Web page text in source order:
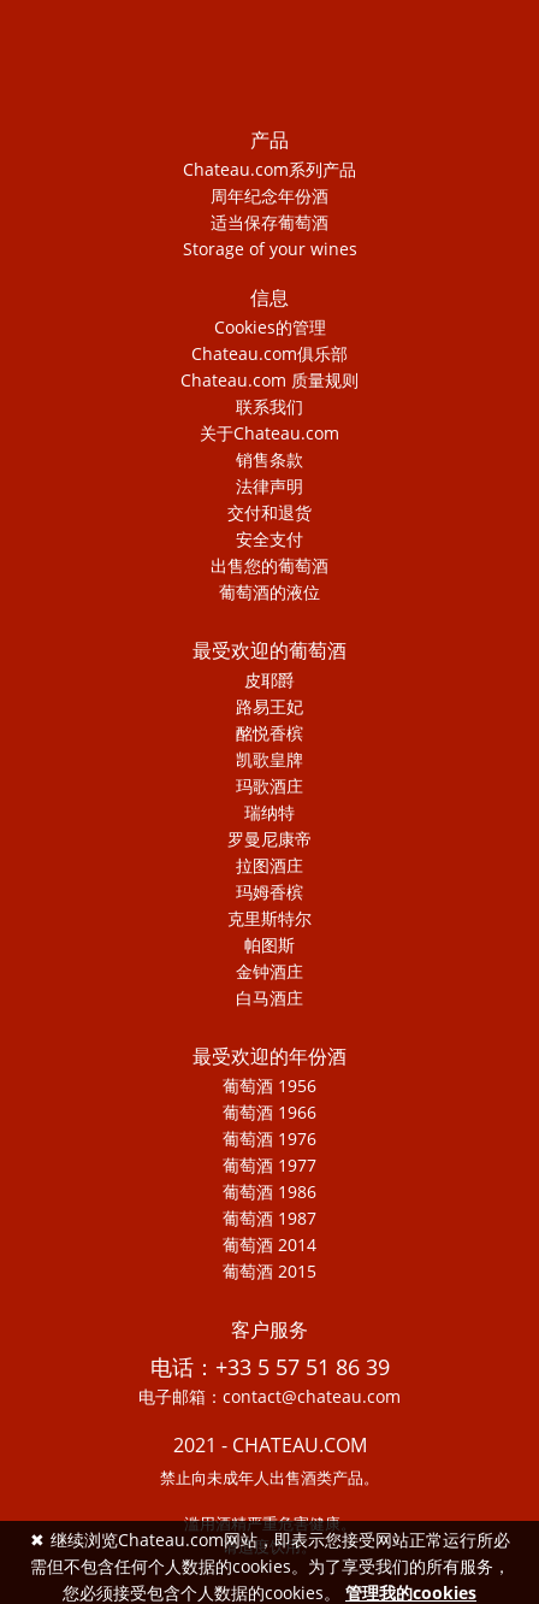
产品
Chateau.com系列产品
周年纪念年份酒
适当保存葡萄酒
Storage of your wines
信息
Cookies的管理
Chateau.com俱乐部
Chateau.com 质量规则
联系我们
关于Chateau.com
销售条款
法律声明
交付和退货
安全支付
出售您的葡萄酒
葡萄酒的液位
最受欢迎的葡萄酒
皮耶爵
路易王妃
酩悦香槟
凯歌皇牌
玛歌酒庄
瑞纳特
罗曼尼康帝
拉图酒庄
玛姆香槟
克里斯特尔
帕图斯
金钟酒庄
白马酒庄
最受欢迎的年份酒
葡萄酒 1956
葡萄酒 1966
葡萄酒 1976
葡萄酒 1977
葡萄酒 1986
葡萄酒 1987
葡萄酒 2014
葡萄酒 2015
客户服务
电话：+33 5 57 51 86 39
电子邮箱：contact@chateau.com
2021 - CHATEAU.COM
禁止向未成年人出售酒类产品。
滥用酒精严重危害健康。
请适度饮用。
✖ 继续浏览Chateau.com网站，即表示您接受网站正常运行所必
需但不包含任何个人数据的cookies。为了享受我们的所有服务，
您必须接受包含个人数据的cookies。 管理我的cookies